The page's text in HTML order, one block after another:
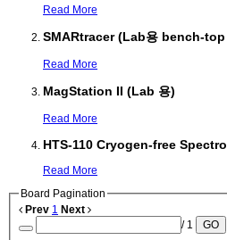
Read More
SMARtracer (Lab용 bench-top
Read More
MagStation II (Lab 용)
Read More
HTS-110 Cryogen-free
Read More
Board Pagination
Prev 1 Next
/ 1
GO